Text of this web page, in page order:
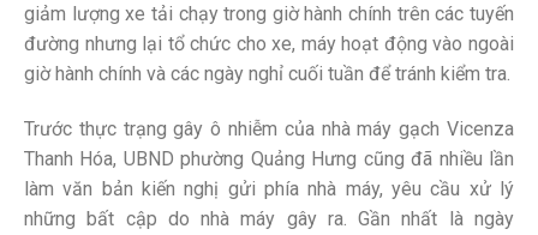
giảm lượng xe tải chạy trong giờ hành chính trên các tuyến
đường nhưng lại tổ chức cho xe, máy hoạt động vào ngoài
giờ hành chính và các ngày nghỉ cuối tuần để tránh kiểm tra.
Trước thực trạng gây ô nhiễm của nhà máy gạch Vicenza
Thanh Hóa, UBND phường Quảng Hưng cũng đã nhiều lần
làm văn bản kiến nghị gửi phía nhà máy, yêu cầu xử lý
những bất cập do nhà máy gây ra. Gần nhất là ngày